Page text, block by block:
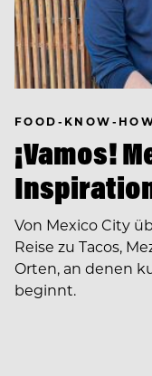
FOOD-KNOW-
¡Vamos!
Von Mexico City
Reise zu Tacos,
Orten, an denen
beginnt.